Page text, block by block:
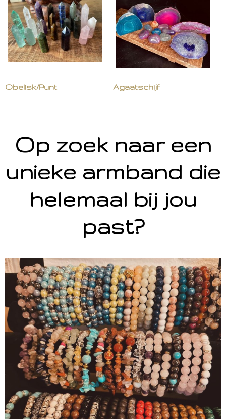
Obelisk/Punt Agaatschijf
Op zoek naar een
unieke armband die
helemaal bij jou
past?